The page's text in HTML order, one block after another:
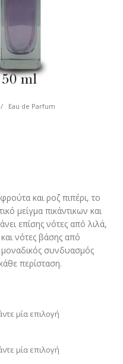
/ Eau de Parfum
και ροζ πιπέρι, το
μείγμα πικάντικων και
επίσης νότες από λιλά,
νότες βάσης από
μοναδικός συνδυασμός
περίσταση.